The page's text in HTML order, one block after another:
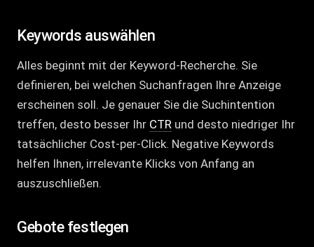
Keywords auswählen
Alles beginnt mit der Keyword-Recherche. Sie
definieren, bei welchen Suchanfragen Ihre Anzeige
erscheinen soll. Je genauer Sie die Suchintention
treffen, desto besser Ihr CTR und desto niedriger Ihr
tatsächlicher Cost-per-Click. Negative Keywords
helfen Ihnen, irrelevante Klicks von Anfang an
auszuschließen.
Gebote festlegen